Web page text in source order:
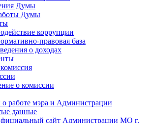
Думы
Думы
коррупции
правовая база
о доходах
о комиссии
работе мэра и Администрации
данные
сайт Администрации МО г.